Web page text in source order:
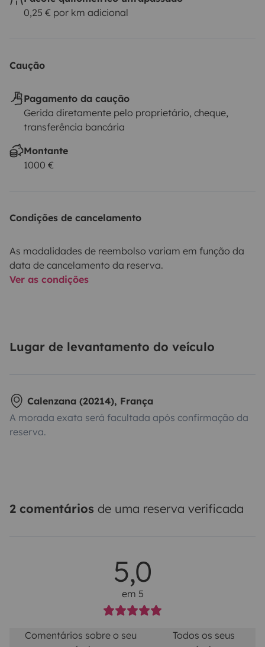
0,25 € por km adicional
Caução
Pagamento da caução
Gerida diretamente pelo proprietário, cheque,
transferência bancária
Montante
1000 €
Condições de cancelamento
As modalidades de reembolso variam em função da
data de cancelamento da reserva.
Ver as condições
Lugar de levantamento do veículo
Calenzana (20214), França
A morada exata será facultada após confirmação da
reserva.
2 comentários de uma reserva verificada
5,0
em 5
Comentários sobre o seu
Todos os seus